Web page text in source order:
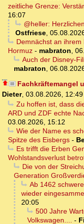
zeitliche Grenze:
16:07
@heller:
Ostfriese,
Demnächst an
Hormuz - mabraton,
Auch der Disney-
mabraton,
Fachkräftemangel
Dieter, 03.08.2026, 12:49
Zu hoffen ist, dass
ARD und ZDF echte
03.08.2026, 15:12
Wie der Name es
Spitze des Eisbergs -
Es trifft die Erben
Wohlstandsverlust
Die von der
Generation
Ab 1462
wieder
20:05
500 Jahre
Volkswagen.... -